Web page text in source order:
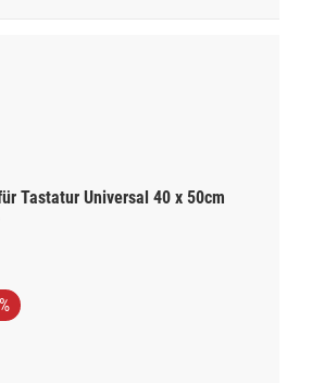
Tastatur Universal 40 x 50cm